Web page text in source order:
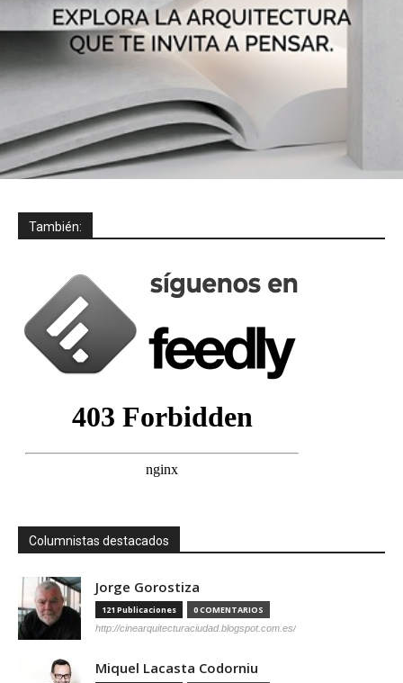
También:
Columnistas destacados
Jorge Gorostiza
121 Publicaciones 0 COMENTARIOS
http://cinearquitecturaciudad.blogspot.com.es/
Miquel Lacasta Codorniu